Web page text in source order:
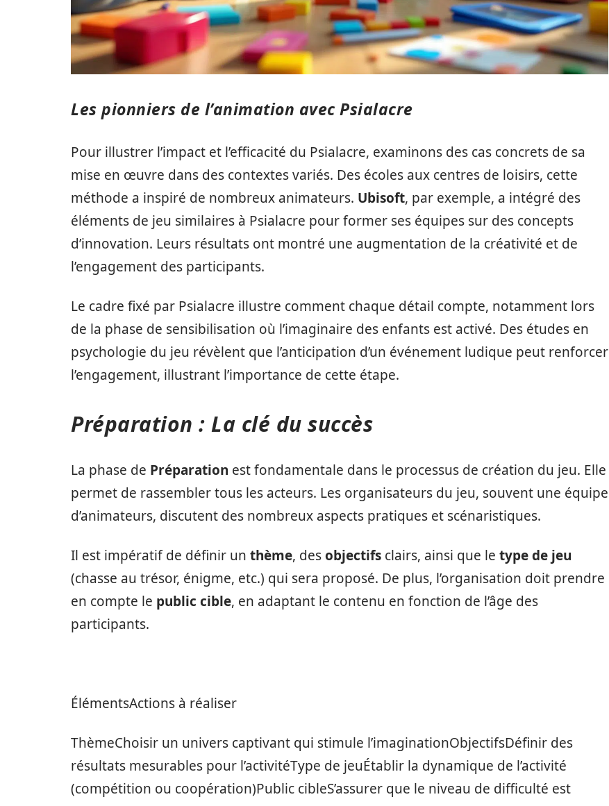
Les pionniers de l’animation avec Psialacre
Pour illustrer l’impact et l’efficacité du Psialacre, examinons des cas concrets de sa
mise en œuvre dans des contextes variés. Des écoles aux centres de loisirs, cette
méthode a inspiré de nombreux animateurs. Ubisoft, par exemple, a intégré des
éléments de jeu similaires à Psialacre pour former ses équipes sur des concepts
d’innovation. Leurs résultats ont montré une augmentation de la créativité et de
l’engagement des participants.
Le cadre fixé par Psialacre illustre comment chaque détail compte, notamment lors
de la phase de sensibilisation où l’imaginaire des enfants est activé. Des études en
psychologie du jeu révèlent que l’anticipation d’un événement ludique peut renforcer
l’engagement, illustrant l’importance de cette étape.
Préparation : La clé du succès
La phase de Préparation est fondamentale dans le processus de création du jeu. Elle
permet de rassembler tous les acteurs. Les organisateurs du jeu, souvent une équipe
d’animateurs, discutent des nombreux aspects pratiques et scénaristiques.
Il est impératif de définir un thème, desobjectifs clairs, ainsi que le type de jeu
(chasse au trésor, énigme, etc.) qui sera proposé. De plus, l’organisation doit prendre
en compte le public cible, en adaptant le contenu en fonction de l’âge des
participants.
ÉlémentsActions à réaliser
ThèmeChoisir un univers captivant qui stimule l’imaginationObjectifsDéfinir des
résultats mesurables pour l’activitéType de jeuÉtablir la dynamique de l’activité
(compétition ou coopération)Public cibleS’assurer que le niveau de difficulté est